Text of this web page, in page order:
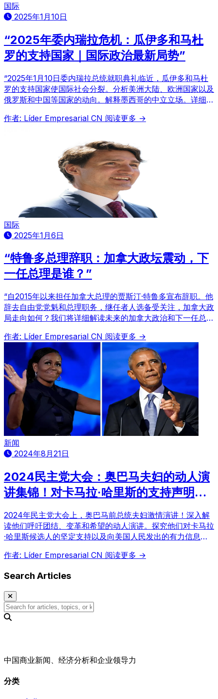
国际
2025年1月10日
“2025年委内瑞拉危机：瓜伊多和马杜
罗的支持国家｜国际政治最新局势”
“2025年1月10日委内瑞拉总统就职典礼临近，瓜伊多和马杜
罗的支持国家使国际社会分裂。分析美洲大陆、欧洲国家以及
俄罗斯和中国等国家的动向。解释墨西哥的中立立场。详细阐
作者: Líder Empresarial CN 阅读更多 →
国际
2025年1月6日
“特鲁多总理辞职：加拿大政坛震动，下
一任总理是谁？”
“自2015年以来担任加拿大总理的贾斯汀·特鲁多宣布辞职。他
辞去自由党党魁和总理职务，继任者人选备受关注，加拿大政
局走向如何？我们将详细解读未来的加拿大政治和下一任总理
作者: Líder Empresarial CN 阅读更多 →
新闻
2024年8月21日
2024民主党大会：奥巴马夫妇的动人演
讲集锦！对卡马拉·哈里斯的支持声明及
希望的信息
2024年民主党大会上，奥巴马前总统夫妇激情演讲！深入解
读他们呼吁团结、变革和希望的动人演讲。探究他们对卡马拉
·哈里斯候选人的坚定支持以及向美国人民发出的有力信息。
作者: Líder Empresarial CN 阅读更多 →
Search Articles
中国商业新闻、经济分析和企业领导力
分类